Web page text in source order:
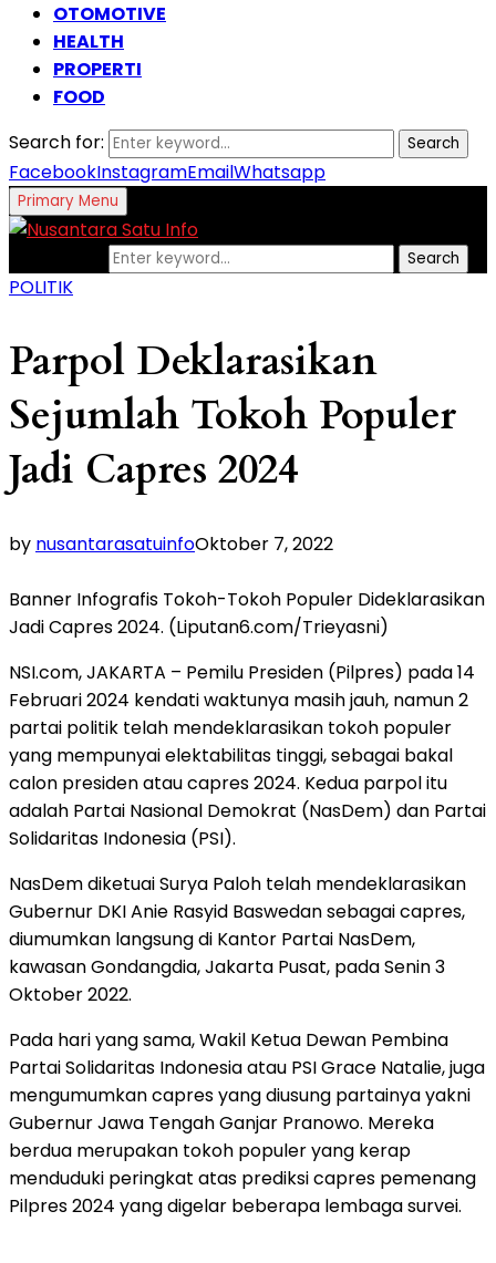
OTOMOTIVE
HEALTH
PROPERTI
FOOD
Search for:
Search
FacebookInstagramEmailWhatsapp
Primary Menu
Search
POLITIK
Parpol Deklarasikan
Sejumlah Tokoh Populer
Jadi Capres 2024
by nusantarasatuinfoOktober 7, 2022
Banner Infografis Tokoh-Tokoh Populer Dideklarasikan
Jadi Capres 2024. (Liputan6.com/Trieyasni)
NSI.com, JAKARTA – Pemilu Presiden (Pilpres) pada 14
Februari 2024 kendati waktunya masih jauh, namun 2
partai politik telah mendeklarasikan tokoh populer
yang mempunyai elektabilitas tinggi, sebagai bakal
calon presiden atau capres 2024. Kedua parpol itu
adalah Partai Nasional Demokrat (NasDem) dan Partai
Solidaritas Indonesia (PSI).
NasDem diketuai Surya Paloh telah mendeklarasikan
Gubernur DKI Anie Rasyid Baswedan sebagai capres,
diumumkan langsung di Kantor Partai NasDem,
kawasan Gondangdia, Jakarta Pusat, pada Senin 3
Oktober 2022.
Pada hari yang sama, Wakil Ketua Dewan Pembina
Partai Solidaritas Indonesia atau PSI Grace Natalie, juga
mengumumkan capres yang diusung partainya yakni
Gubernur Jawa Tengah Ganjar Pranowo. Mereka
berdua merupakan tokoh populer yang kerap
menduduki peringkat atas prediksi capres pemenang
Pilpres 2024 yang digelar beberapa lembaga survei.